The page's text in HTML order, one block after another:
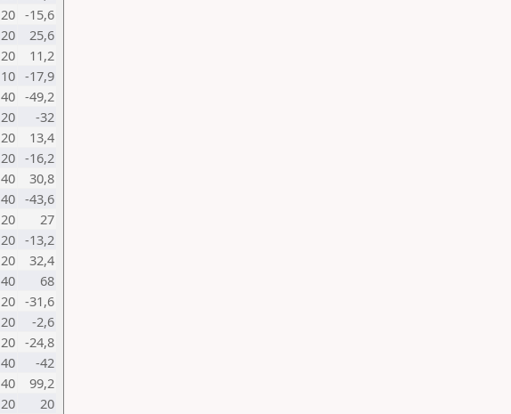
20 -15,6
20
25,6
20
11,2
10 -17,9
40 -49,2
20
-32
20
13,4
20 -16,2
40
30,8
40 -43,6
20
27
20 -13,2
20
32,4
40
68
20 -31,6
20
-2,6
20 -24,8
40
-42
40
99,2
20
20